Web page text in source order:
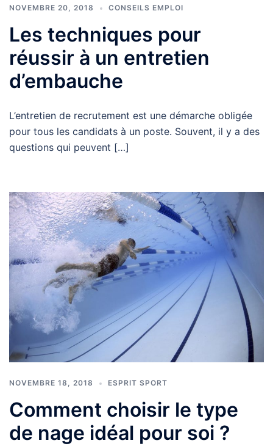
NOVEMBRE 20, 2018 CONSEILS EMPLOI
Les techniques pour
réussir à un entretien
d’embauche
L’entretien de recrutement est une démarche obligée
pour tous les candidats à un poste. Souvent, il y a des
questions qui peuvent […]
NOVEMBRE 18, 2018 ESPRIT SPORT
Comment choisir le type
de nage idéal pour soi ?